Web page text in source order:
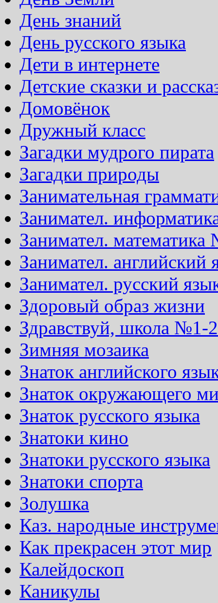
День знаний
День русского языка
Дети в интернете
Детские сказки и
Домовёнок
Дружный класс
Загадки мудрого пирата
Загадки природы
Занимательная
Занимател.
Занимател.
Занимател. английский
Занимател. русский
Здоровый образ жизни
Здравствуй, школа №1-2
Зимняя мозаика
Знаток английского
Знаток окружающего
Знаток русского языка
Знатоки кино
Знатоки русского языка
Знатоки спорта
Золушка
Каз. народные
Как прекрасен этот мир
Калейдоскоп
Каникулы